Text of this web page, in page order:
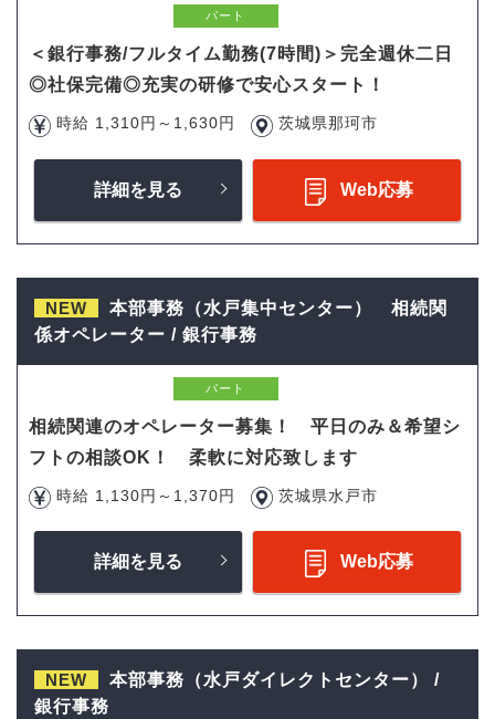
パート
＜銀行事務/フルタイム勤務(7時間)＞完全週休二日
◎社保完備◎充実の研修で安心スタート！
時給 1,310円～1,630円 茨城県那珂市
詳細を見る Web応募
NEW
本部事務（水戸集中センター） 相続関
係オペレーター / 銀行事務
パート
相続関連のオペレーター募集！ 平日のみ＆希望シ
フトの相談OK！ 柔軟に対応致します
時給 1,130円～1,370円 茨城県水戸市
詳細を見る Web応募
NEW
本部事務（水戸ダイレクトセンター） /
銀行事務